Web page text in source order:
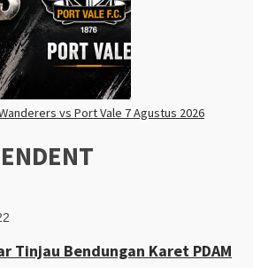
vs Port Vale 7 Agustus 2026
Tinjau Bendungan Karet PDAM